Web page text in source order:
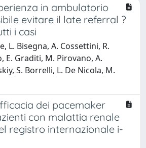
in ambulatorio
evitare il late referral ?
i casi
L. Bisegna, A. Cossettini, R.
E. Graditi, M. Pirovano, A.
S. Borrelli, L. De Nicola, M.
dei pacemaker
con malattia renale
registro internazionale i-